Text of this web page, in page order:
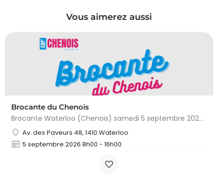
Vous aimerez aussi
Brocante du Chenois
Brocante Waterloo (Chenois) samedi 5 septembre 2026 (8 à 16h) L’asbl Cap’Chenois vous propose de vendre et…
Av. des Paveurs 48, 1410 Waterloo
5 septembre 2026 8h00 - 16h00